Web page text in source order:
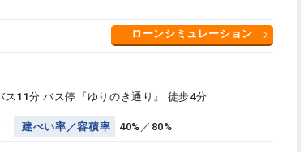
ローンシミュレーション
ス11分 バス停『ゆりのき通り』 徒歩4分
建ぺい率 ／容積率 40%／80%